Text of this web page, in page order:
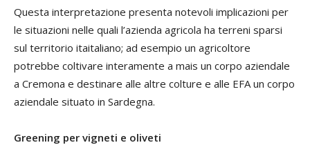
Questa interpretazione presenta notevoli implicazioni per
le situazioni nelle quali l’azienda agricola ha terreni sparsi
sul territorio itaitaliano; ad esempio un agricoltore
potrebbe coltivare interamente a mais un corpo aziendale
a Cremona e destinare alle altre colture e alle EFA un corpo
aziendale situato in Sardegna.
Greening per vigneti e oliveti